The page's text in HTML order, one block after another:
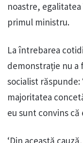
noastre,
primul ministru.
La întrebarea
demonstrație nu a
socialist răspunde:
majoritatea
eu sunt convins că